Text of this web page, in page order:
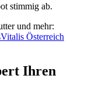
stimmig ab.
und mehr:
Österreich
Ihren